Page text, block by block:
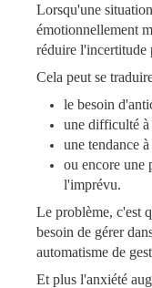
Lorsqu'une
émotionnellement
réduire l'incertitude
Cela peut se
​​​​​​​le besoin
une difficulté à
une tendance
ou encore une
l'imprévu.
​​​​​​​Le problème, c'est
besoin de gérer
automatisme de
Et plus l'anxiété